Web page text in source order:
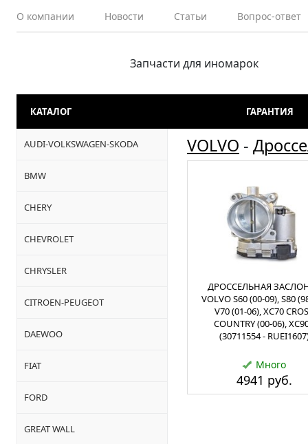
О компании Новости Статьи Вопрос-ответ
Запчасти для иномарок
КАТАЛОГ ГАРАНТИЯ
AUDI-VOLKSWAGEN-SKODA
BMW
CHERY
CHEVROLET
CHRYSLER
CITROEN-PEUGEOT
DAEWOO
FIAT
FORD
GREAT WALL
VOLVO -
ДРОССЕЛЬНАЯ
VOLVO S60 (00-09), S80
V70 (01-06), XC70
COUNTRY (00-06),
(30711554 -
Много
4941 руб.